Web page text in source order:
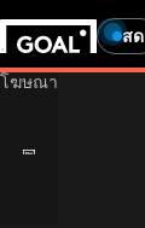
สด